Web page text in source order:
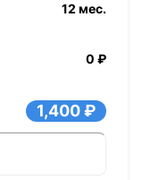
12 мес.
0 ₽
1,400 ₽